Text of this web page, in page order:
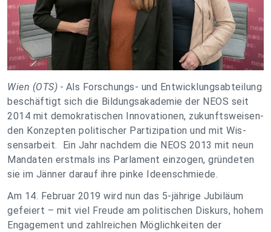
Wien (OTS) - Als Forschungs- und Entwicklungsabteilung
beschäftigt sich die Bildungsakademie der NEOS seit
2014 mit de­mo­kra­ti­schen In­no­va­tio­nen, zu­kunfts­wei­sen­
den Kon­zep­ten po­li­ti­scher Par­ti­zi­pa­ti­on und mit Wis­
sens­ar­beit. Ein Jahr nachdem die NEOS 2013 mit neun
Mandaten erstmals ins Parlament einzogen, gründeten
sie im Jänner darauf ihre pinke Ideenschmiede.
Am 14. Februar 2019 wird nun das 5-jährige Jubiläum
gefeiert – mit viel Freude am politischen Diskurs, hohem
Engagement und zahlreichen Möglichkeiten der